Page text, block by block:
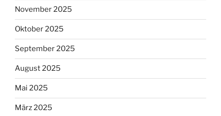
November 2025
Oktober 2025
September 2025
August 2025
Mai 2025
März 2025